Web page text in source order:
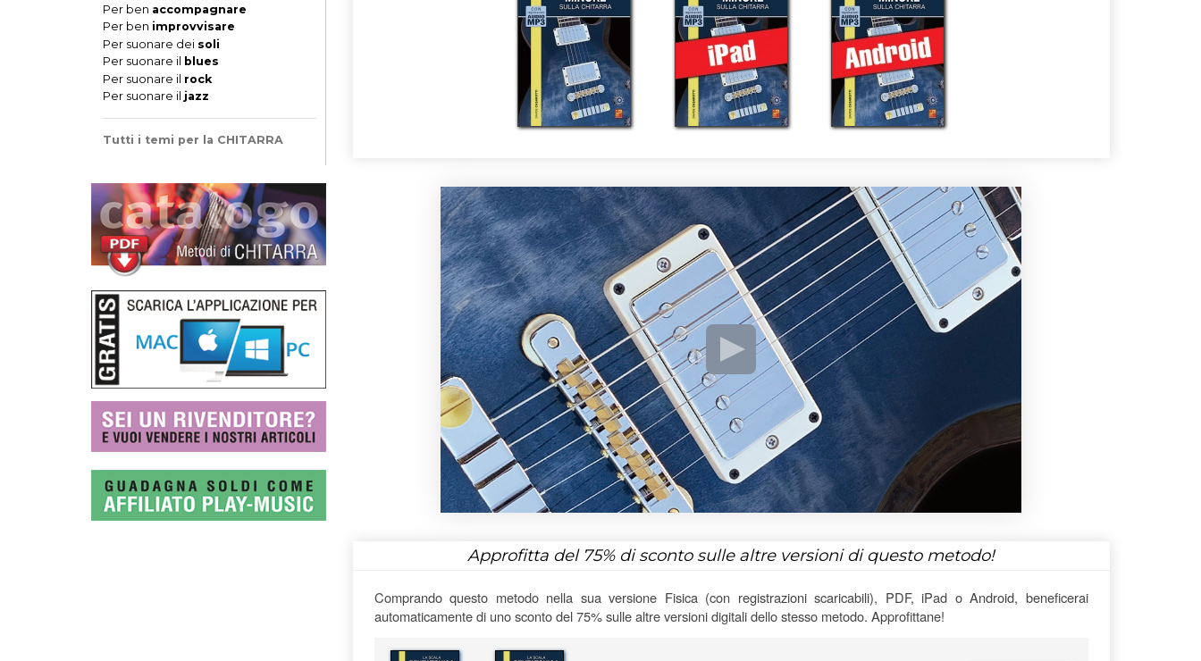
Per ben accompagnare
Per ben improvvisare
Per suonare dei soli
Per suonare il blues
Per suonare il rock
Per suonare il jazz
Tutti i temi per la CHITARRA
Approfitta del 75%di sconto sulle altre versioni di questo metodo!
Comprando questo metodo nella sua versione Fisica (con registrazioni scaricabili), PDF, iPad o Android, beneficerai
automaticamente di uno sconto del 75% sulle altre versioni digitali dello stesso metodo. Approfittane!